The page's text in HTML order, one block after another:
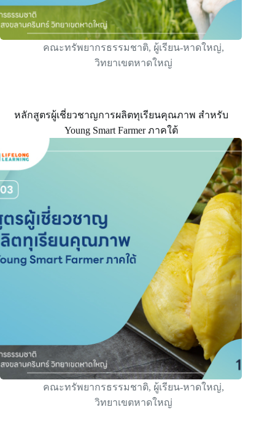
คณะทรัพยากรธรรมชาติ, ผู้เรียน-หาดใหญ่,
วิทยาเขตหาดใหญ่
หลักสูตรผู้เชี่ยวชาญการผลิตทุเรียนคุณภาพ สําหรับ
Young Smart Farmer ภาคใต้
คณะทรัพยากรธรรมชาติ, ผู้เรียน-หาดใหญ่,
วิทยาเขตหาดใหญ่